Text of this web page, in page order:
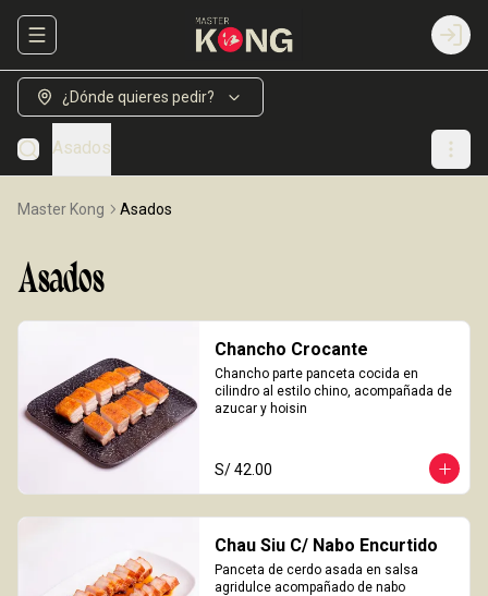
Abrir menu de navegación Login
¿Dónde quieres pedir?
Asados
Master Kong Asados
Asados
Chancho Crocante
Chancho parte panceta cocida en
cilindro al estilo chino, acompañada de
azucar y hoisin
S/ 42.00
Chau Siu C/ Nabo Encurtido
Panceta de cerdo asada en salsa
agridulce acompañado de nabo